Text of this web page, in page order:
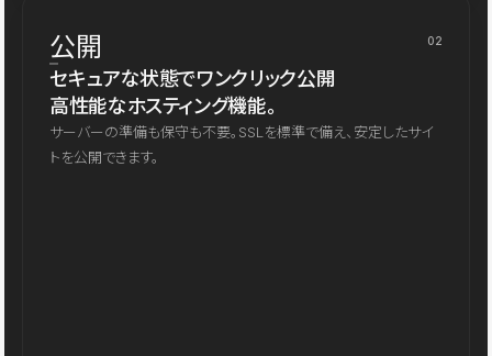
公開 02
セキュアな状態でワンクリック公開
高性能なホスティング機能。
サーバーの準備も保守も不要。SSLを標準で備え、安定したサイ
トを公開できます。